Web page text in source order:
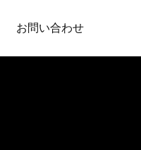
お問い合わせ